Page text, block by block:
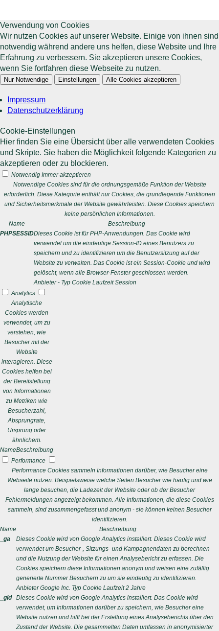
Verwendung von Cookies
Wir nutzen Cookies auf unserer Website. Einige von ihnen sind
notwendig während andere uns helfen, diese Website und Ihre
Erfahrung zu verbessern. Sie akzeptieren unsere Cookies,
wenn Sie fortfahren diese Webseite zu nutzen.
Nur Notwendige Einstellungen Alle Cookies akzeptieren
Impressum
Datenschutzerklärung
Cookie-Einstellungen
Hier finden Sie eine Übersicht über alle verwendeten Cookies
und Skripte. Sie haben die Möglichkeit folgende Kategorien zu
akzeptieren oder zu blockieren.
Notwendig Immer akzeptieren
Notwendige Cookies sind für die ordnungsgemäße Funktion der Website
erforderlich. Diese Kategorie enthält nur Cookies, die grundlegende Funktionen
und Sicherheitsmerkmale der Website gewährleisten. Diese Cookies speichern
keine persönlichen Informationen.
Name
Beschreibung
PHPSESSIDDieses Cookie ist für PHP-Anwendungen. Das Cookie wird
verwendet um die eindeutige Session-ID eines Benutzers zu
speichern und zu identifizieren um die Benutzersitzung auf der
Website zu verwalten. Das Cookie ist ein Session-Cookie und wird
gelöscht, wenn alle Browser-Fenster geschlossen werden.
Anbieter - Typ Cookie Laufzeit Session
Analytics
Analytische
Cookies werden
verwendet, um zu
verstehen, wie
Besucher mit der
Website
interagieren. Diese
Cookies helfen bei
der Bereitstellung
von Informationen
zu Metriken wie
Besucherzahl,
Absprungrate,
Ursprung oder
ähnlichem.
NameBeschreibung
Performance
Performance Cookies sammeln Informationen darüber, wie Besucher eine
Webseite nutzen. Beispielsweise welche Seiten Besucher wie häufig und wie
lange besuchen, die Ladezeit der Website oder ob der Besucher
Fehlermeldungen angezeigt bekommen. Alle Informationen, die diese Cookies
sammeln, sind zusammengefasst und anonym - sie können keinen Besucher
identifizieren.
Name
Beschreibung
_ga
Dieses Cookie wird von Google Analytics installiert. Dieses Cookie wird
verwendet um Besucher-, Sitzungs- und Kampagnendaten zu berechnen
und die Nutzung der Website für einen Analysebericht zu erfassen. Die
Cookies speichern diese Informationen anonym und weisen eine zufällig
generierte Nummer Besuchern zu um sie eindeutig zu identifizieren.
Anbieter Google Inc. Typ Cookie Laufzeit 2 Jahre
_gid
Dieses Cookie wird von Google Analytics installiert. Das Cookie wird
verwendet, um Informationen darüber zu speichern, wie Besucher eine
Website nutzen und hilft bei der Erstellung eines Analyseberichts über den
Zustand der Website. Die gesammelten Daten umfassen in anonymisierter